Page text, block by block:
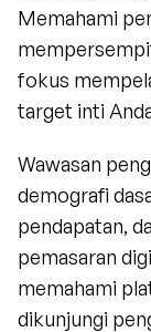
Memahami
fokus
target inti
Wawasan
demografi
pendapatan,
pemasaran
memahami
dikunjungi